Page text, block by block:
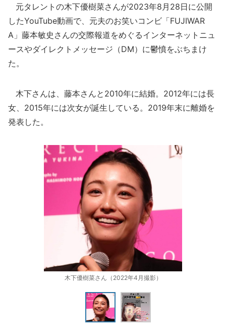
元タレントの木下優樹菜さんが2023年8月28日に公開
したYouTube動画で、元夫のお笑いコンビ「FUJIWAR
A」藤本敏史さんの交際報道をめぐるインターネットニュ
ースやダイレクトメッセージ（DM）に鬱憤をぶちまけ
た。
木下さんは、藤本さんと2010年に結婚。2012年には長
女、2015年には次女が誕生している。2019年末に離婚を
発表した。
木下優樹菜さん（2022年4月撮影）